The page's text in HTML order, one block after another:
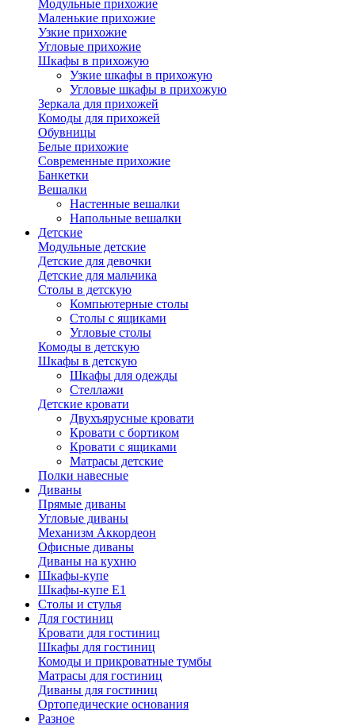
Модульные прихожие
Маленькие прихожие
Узкие прихожие
Угловые прихожие
Шкафы в прихожую
Узкие шкафы в прихожую
Угловые шкафы в прихожую
Зеркала для прихожей
Комоды для прихожей
Обувницы
Белые прихожие
Современные прихожие
Банкетки
Вешалки
Настенные вешалки
Напольные вешалки
Детские
Модульные детские
Детские для девочки
Детские для мальчика
Столы в детскую
Компьютерные столы
Столы с ящиками
Угловые столы
Комоды в детскую
Шкафы в детскую
Шкафы для одежды
Стеллажи
Детские кровати
Двухъярусные кровати
Кровати с бортиком
Кровати с ящиками
Матрасы детские
Полки навесные
Диваны
Прямые диваны
Угловые диваны
Механизм Аккордеон
Офисные диваны
Диваны на кухню
Шкафы-купе
Шкафы-купе Е1
Столы и стулья
Для гостиниц
Кровати для гостиниц
Шкафы для гостиниц
Комоды и прикроватные тумбы
Матрасы для гостиниц
Диваны для гостиниц
Ортопедические основания
Разное